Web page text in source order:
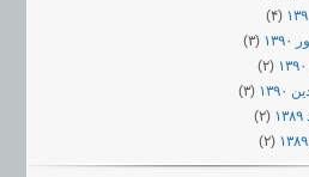
(۴)
(۳)
(۲)
(۳)
(۲)
(۲)